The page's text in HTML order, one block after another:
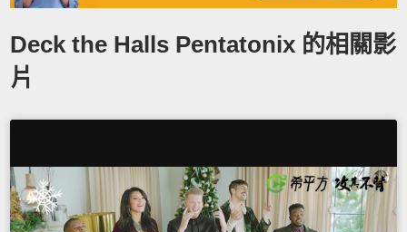
Deck the Halls Pentatonix 的相關影
片